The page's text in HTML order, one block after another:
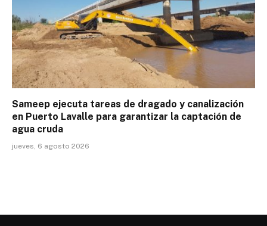
Sameep ejecuta tareas de dragado y canalización
en Puerto Lavalle para garantizar la captación de
agua cruda
jueves, 6 agosto 2026